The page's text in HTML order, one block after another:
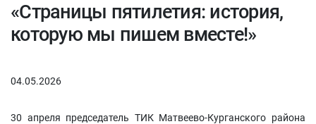
«Страницы пятилетия: история,
которую мы пишем вместе!»
04.05.2026
30 апреля председатель ТИК Матвеево-Курганского района